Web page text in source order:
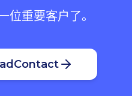
位重要客户了。